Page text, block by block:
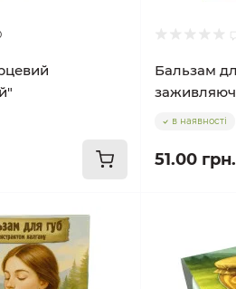
Бальзам
в наявності
51.00 грн.